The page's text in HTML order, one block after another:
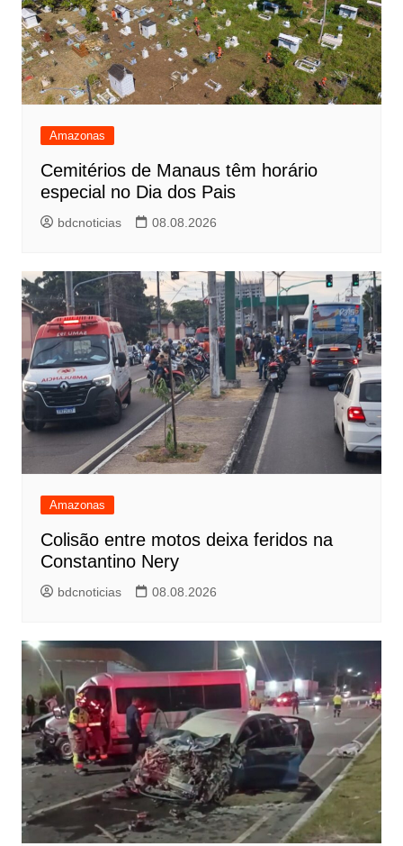
Amazonas
Cemitérios de Manaus têm horário
especial no Dia dos Pais
bdcnoticias 08.08.2026
Amazonas
Colisão entre motos deixa feridos na
Constantino Nery
bdcnoticias 08.08.2026